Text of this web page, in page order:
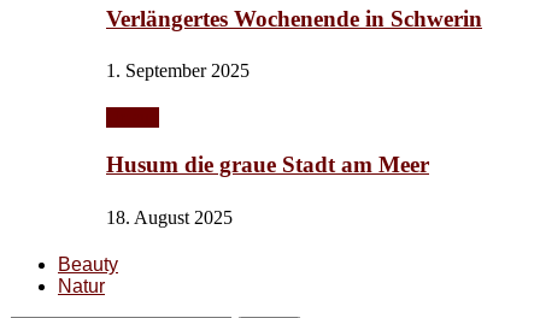
Verlängertes Wochenende in Schwerin
1. September 2025
Husum die graue Stadt am Meer
18. August 2025
Beauty
Natur